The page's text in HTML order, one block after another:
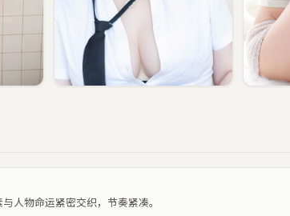
人物命运紧密交织，节奏紧凑。